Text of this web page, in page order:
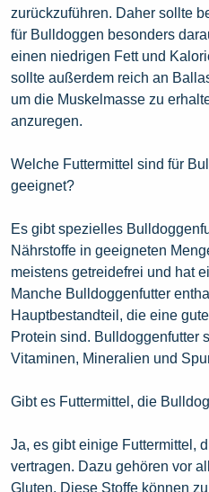
zurückzuführen. Daher sollte
für Bulldoggen besonders
einen niedrigen Fett und
sollte außerdem reich an
um die Muskelmasse zu
anzuregen.
Welche Futtermittel sind für
geeignet?
Es gibt spezielles
Nährstoffe in geeigneten
meistens getreidefrei und hat
Manche Bulldoggenfutter
Hauptbestandteil, die eine
Protein sind. Bulldoggenfutter
Vitaminen, Mineralien und
Gibt es Futtermittel, die
Ja, es gibt einige Futtermittel,
vertragen. Dazu gehören vor
Gluten. Diese Stoffe können